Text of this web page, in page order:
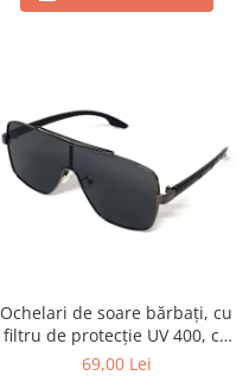
Ochelari de soare bărbați, cu
filtru de protecție UV 400, cu
toc cadou, OSB26
69,00 Lei